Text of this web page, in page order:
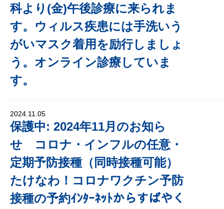
科より(金)午後診療に来られま
す。ウィルス疾患には手洗いう
がいマスク着用を励行しましょ
う。オンライン診療していま
す。
2024.11.05
保護中: 2024年11月のお知ら
せ コロナ・インフルの任意・
定期予防接種（同時接種可能）
たけなわ！コロナワクチン予防
接種の予約ｲﾝﾀｰﾈｯﾄからすばやく